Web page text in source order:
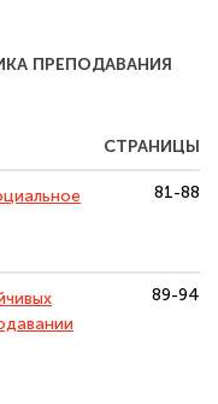
ПРЕПОДАВАНИЯ
СТРАНИЦЫ
81-88
89-94